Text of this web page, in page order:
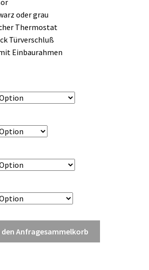
oder grau
Thermostat
Türverschluß
Einbaurahmen
den Anfragesammelkorb